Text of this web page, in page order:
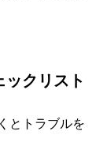
ックリスト
とトラブルを